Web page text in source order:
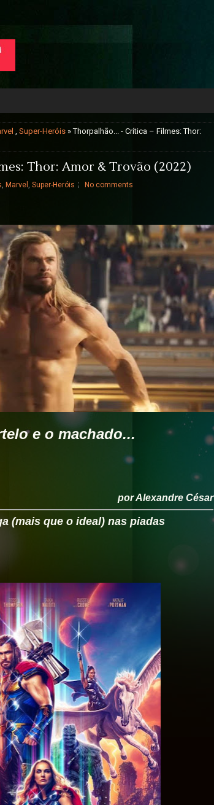
, Super-Heróis » Thorpalhão... - Crítica – Filmes: Thor:
Thor: Amor & Trovão (2022)
, Marvel , Super-Heróis No comments
e o machado...
por Alexandre César
(mais que o ideal) nas piadas